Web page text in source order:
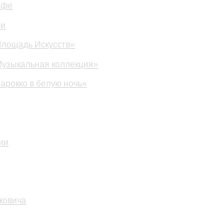
Искусств»
коллекция»
в белую ночь»